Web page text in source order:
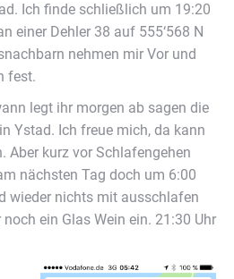
Ich finde schließlich um 19:20
einer Dehler 38 auf 555‘568 N
nehmen mir Vor und
fest.
legt ihr morgen ab sagen die
Ystad. Ich freue mich, da kann
Aber kurz vor Schlafengehen
nächsten Tag doch um 6:00
wieder nichts mit ausschlafen
ein Glas Wein ein. 21:30 Uhr